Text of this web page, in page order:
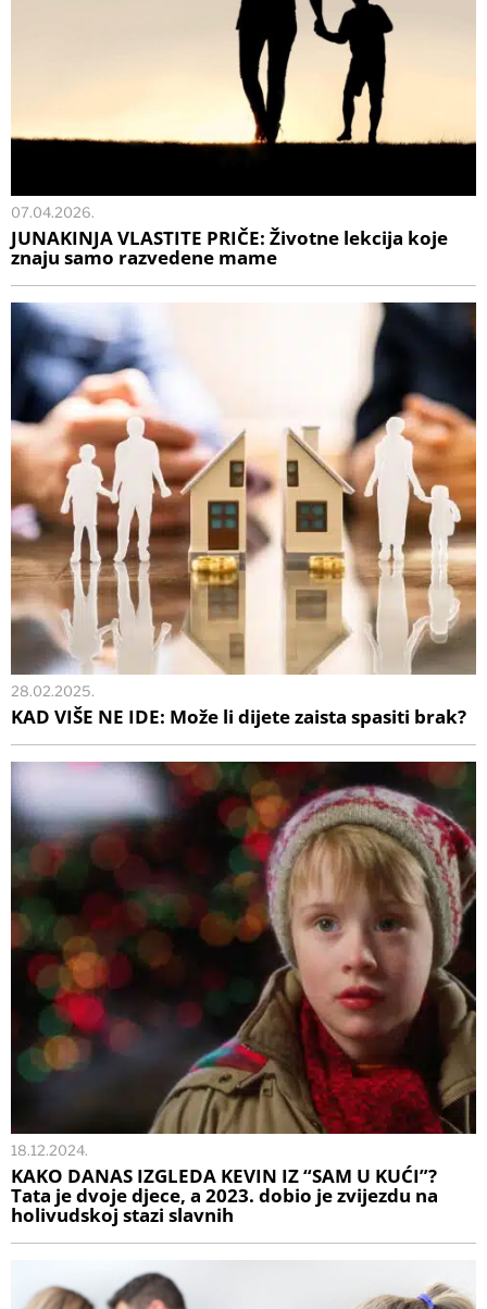
07.04.2026.
JUNAKINJA VLASTITE PRIČE: Životne lekcija koje
znaju samo razvedene mame
28.02.2025.
KAD VIŠE NE IDE: Može li dijete zaista spasiti brak?
18.12.2024.
KAKO DANAS IZGLEDA KEVIN IZ “SAM U KUĆI”?
Tata je dvoje djece, a 2023. dobio je zvijezdu na
holivudskoj stazi slavnih